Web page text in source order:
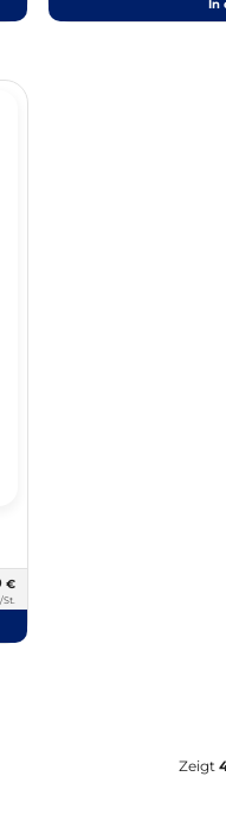
In
€
Zeigt